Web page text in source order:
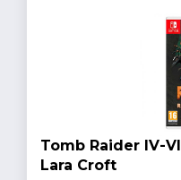
Tomb Raider IV-
Lara Croft